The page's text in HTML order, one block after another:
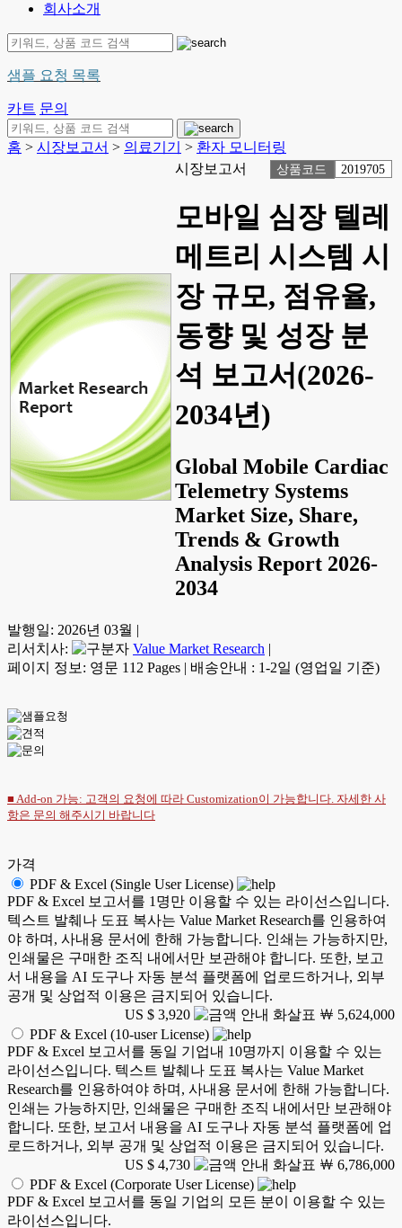
회사소개
샘플 요청 목록
카트 문의
홈 > 시장보고서 > 의료기기 > 환자 모니터링
시장보고서
상품코드 2019705
모바일 심장 텔레
메트리 시스템 시
장 규모, 점유율,
동향 및 성장 분
석 보고서(2026-
2034년)
Global Mobile Cardiac
Telemetry Systems
Market Size, Share,
Trends & Growth
Analysis Report 2026-
2034
발행일: 2026년 03월 |
리서치사:
Value Market Research |
페이지 정보: 영문 112 Pages | 배송안내 : 1-2일 (영업일 기준)
■ Add-on 가능: 고객의 요청에 따라 Customization이 가능합니다. 자세한 사
항은 문의 해주시기 바랍니다
가격
PDF & Excel (Single User License)
PDF & Excel 보고서를 1명만 이용할 수 있는 라이선스입니다.
텍스트 발췌나 도표 복사는 Value Market Research를 인용하여
야 하며, 사내용 문서에 한해 가능합니다. 인쇄는 가능하지만,
인쇄물은 구매한 조직 내에서만 보관해야 합니다. 또한, 보고
서 내용을 AI 도구나 자동 분석 플랫폼에 업로드하거나, 외부
공개 및 상업적 이용은 금지되어 있습니다.
US $ 3,920
￦ 5,624,000
PDF & Excel (10-user License)
PDF & Excel 보고서를 동일 기업내 10명까지 이용할 수 있는
라이선스입니다. 텍스트 발췌나 도표 복사는 Value Market
Research를 인용하여야 하며, 사내용 문서에 한해 가능합니다.
인쇄는 가능하지만, 인쇄물은 구매한 조직 내에서만 보관해야
합니다. 또한, 보고서 내용을 AI 도구나 자동 분석 플랫폼에 업
로드하거나, 외부 공개 및 상업적 이용은 금지되어 있습니다.
US $ 4,730
￦ 6,786,000
PDF & Excel (Corporate User License)
PDF & Excel 보고서를 동일 기업의 모든 분이 이용할 수 있는
라이선스입니다.